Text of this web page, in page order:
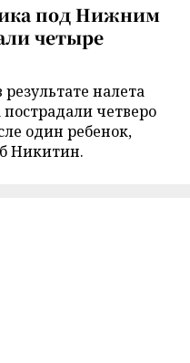
под Нижним
четыре
налета
четверо
один ребенок,
Никитин.